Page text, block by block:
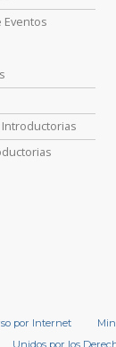
Eventos
por Internet
Unidos por los